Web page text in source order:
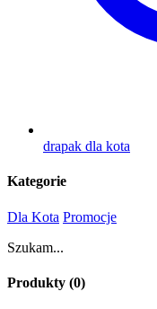
drapak dla kota
Kategorie
Dla Kota Promocje
Szukam...
Produkty (0)